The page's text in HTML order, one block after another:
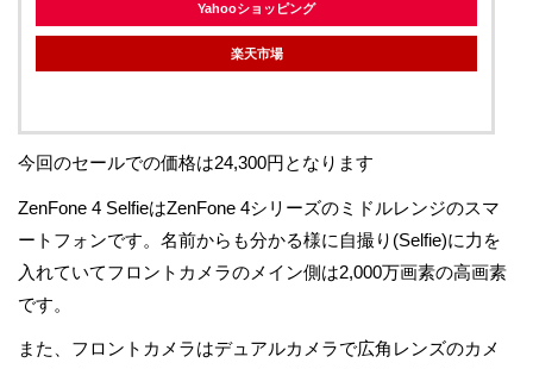
Yahooショッピング
楽天市場
今回のセールでの価格は24,300円となります
ZenFone 4 SelfieはZenFone 4シリーズのミドルレンジのスマ
ートフォンです。名前からも分かる様に自撮り(Selfie)に力を
入れていてフロントカメラのメイン側は2,000万画素の高画素
です。
また、フロントカメラはデュアルカメラで広角レンズのカメ